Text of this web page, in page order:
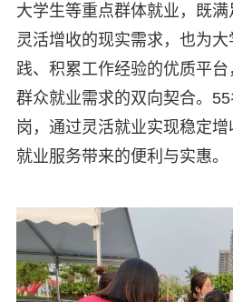
大学生等重点群体就业，既
灵活增收的现实需求，也为
践、积累工作经验的优质平
群众就业需求的双向契合。
岗，通过灵活就业实现稳定
就业服务带来的便利与实惠。